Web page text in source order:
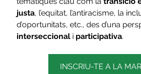
justa, l’equitat, l’antiracisme, la
d’oportunitats, etc., des d’una
interseccional i participativa.
INSCRIU-TE A LA